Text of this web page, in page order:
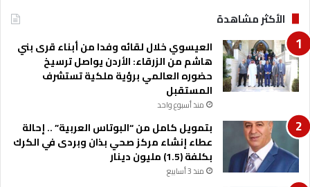
ل
ف
ل
س
ط
ي
ي
ة
الأكثر مشاهدة
العيسوي خلال لقائه وفدا من أبناء قرى بني
هاشم من الزرقاء: الأردن يواصل ترسيخ
حضوره العالمي برؤية ملكية تستشرف
المستقبل
منذ أسبوع واحد
بتمويل كامل من “البوتاس العربية” .. إحالة
عطاء إنشاء مركز صحي بذان وبردى في الكرك
بكلفة (1.5) مليون دينار
منذ 3 أسابيع